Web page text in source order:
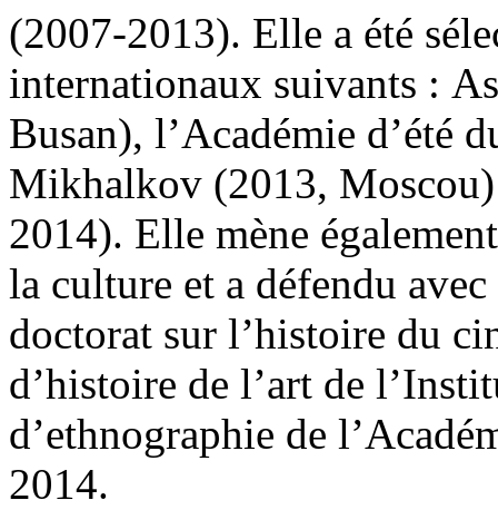
(2007-2013). Elle a été
internationaux suivants :
Busan), l’Académie d’été
Mikhalkov (2013,
2014). Elle mène
la culture et a défendu avec
doctorat sur l’histoire du
d’histoire de l’art de
d’ethnographie de
2014.